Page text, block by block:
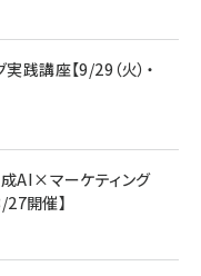
っと見る
(Bluetooth 6.1) 【完
ティブノイズキャンセリ
/ 最大50時間再生 / PSE
USB-C & USB-C
ーブル 240W 結束バン
コン素材採用 iPhone
Pro MacBook
講座【9/29（火）・
AI×マーケティング
開催】